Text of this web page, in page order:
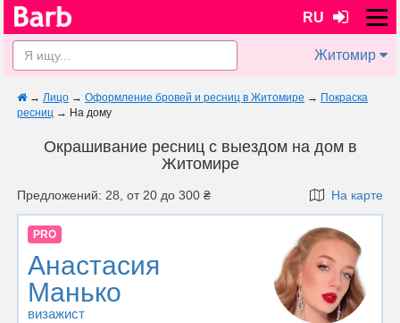
RU
Житомир
→ Лицо → Оформление бровей и ресниц в Житомире → Покраска
ресниц → На дому
Окрашивание ресниц с выездом на дом в
Житомире
Предложений: 28, от 20 до 300 ₴ На карте
PRO
Анастасия
Манько
визажист